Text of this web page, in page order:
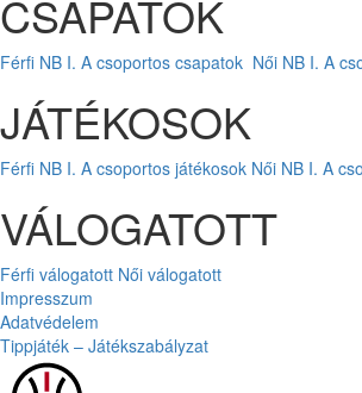
CSAPATOK
Férfi NB I. A csoportos csapatok Női NB I. A
JÁTÉKOSOK
Férfi NB I. A csoportos játékosok Női NB I. A
VÁLOGATOTT
Férfi válogatott Női válogatott
Impresszum
Adatvédelem
Tippjáték – Játékszabályzat